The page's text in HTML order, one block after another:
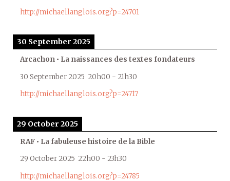
http://michaellanglois.org?p=24701
30 September 2025
Arcachon • La naissances des textes fondateurs
30 September 2025 20h00 - 21h30
http://michaellanglois.org?p=24717
29 October 2025
RAF • La fabuleuse histoire de la Bible
29 October 2025 22h00 - 23h30
http://michaellanglois.org?p=24785